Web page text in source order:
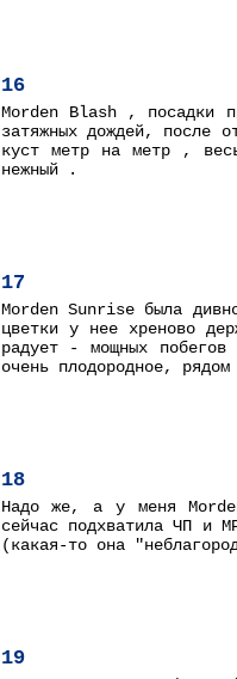
16
Morden Blash , посадки
затяжных дождей, после
куст метр на метр ,
нежный .
17
Morden Sunrise была
цветки у нее хреново
радует - мощных
очень плодородное,
18
Надо же, а у меня
сейчас подхватила ЧП и
(какая-то она
19